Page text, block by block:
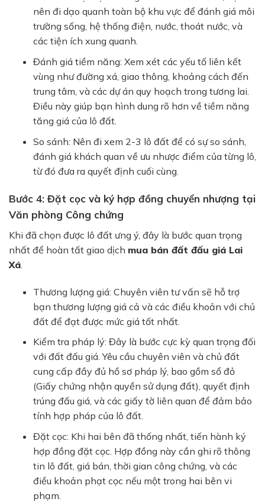
nên đi dạo quanh toàn bộ khu vực để đánh giá môi
trường sống, hệ thống điện, nước, thoát nước, và
các tiện ích xung quanh.
Đánh giá tiềm năng: Xem xét các yếu tố liên kết
vùng như đường xá, giao thông, khoảng cách đến
trung tâm, và các dự án quy hoạch trong tương lai.
Điều này giúp bạn hình dung rõ hơn về tiềm năng
tăng giá của lô đất.
So sánh: Nên đi xem 2-3 lô đất để có sự so sánh,
đánh giá khách quan về ưu nhược điểm của từng lô,
từ đó đưa ra quyết định cuối cùng.
Bước 4: Đặt cọc và ký hợp đồng chuyển nhượng tại
Văn phòng Công chứng
Khi đã chọn được lô đất ưng ý, đây là bước quan trọng
nhất để hoàn tất giao dịch mua bán đất đấu giá Lai
Xá
Thương lượng giá: Chuyên viên tư vấn sẽ hỗ trợ
bạn thương lượng giá cả và các điều khoản với chủ
đất để đạt được mức giá tốt nhất.
Kiểm tra pháp lý: Đây là bước cực kỳ quan trọng đối
với đất đấu giá. Yêu cầu chuyên viên và chủ đất
cung cấp đầy đủ hồ sơ pháp lý, bao gồm sổ đỏ
(Giấy chứng nhận quyền sử dụng đất), quyết định
trúng đấu giá, và các giấy tờ liên quan để đảm bảo
tính hợp pháp của lô đất.
Đặt cọc: Khi hai bên đã thống nhất, tiến hành ký
hợp đồng đặt cọc. Hợp đồng này cần ghi rõ thông
tin lô đất, giá bán, thời gian công chứng, và các
điều khoản phạt cọc nếu một trong hai bên vi
phạm.